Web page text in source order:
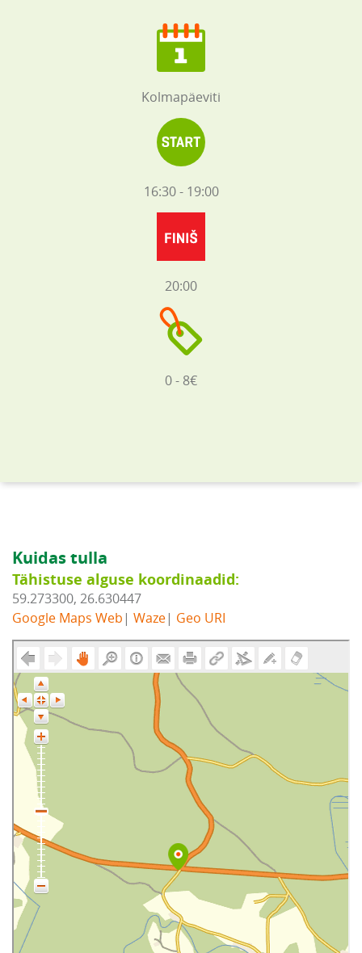
Kolmapäeviti
16:30 - 19:00
20:00
0 - 8€
Kuidas tulla
Tähistuse alguse koordinaadid:
59.273300, 26.630447
Google Maps Web | Waze| Geo URI